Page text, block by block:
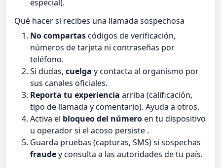
especial).
Qué hacer si recibes una llamada sospechosa
No compartascódigos de verificación,
números de tarjeta ni contraseñas por
teléfono.
Si dudas, cuelga y contacta al organismo por
sus canales oficiales.
Reporta tu experiencia arriba (calificación,
tipo de llamada y comentario). Ayuda a otros.
Activa el bloqueo del númeroen tu dispositivo
u operador si el acoso persiste .
Guarda pruebas (capturas, SMS) si sospechas
fraudey consulta a las autoridades de tu país.